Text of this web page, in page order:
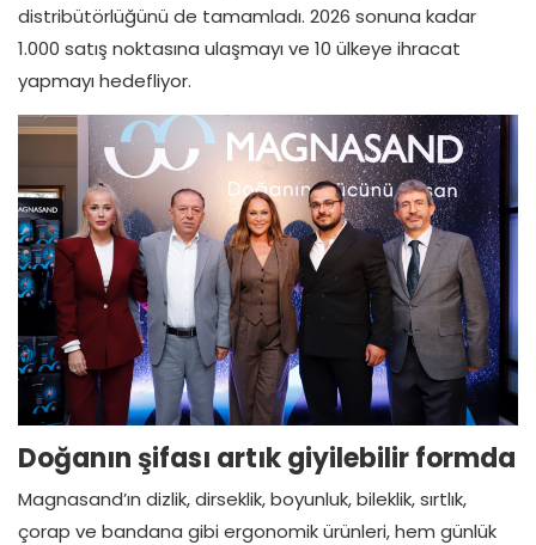
distribütörlüğünü de tamamladı. 2026 sonuna kadar
1.000 satış noktasına ulaşmayı ve 10 ülkeye ihracat
yapmayı hedefliyor.
Doğanın şifası artık giyilebilir formda
Magnasand’ın dizlik, dirseklik, boyunluk, bileklik, sırtlık,
çorap ve bandana gibi ergonomik ürünleri, hem günlük